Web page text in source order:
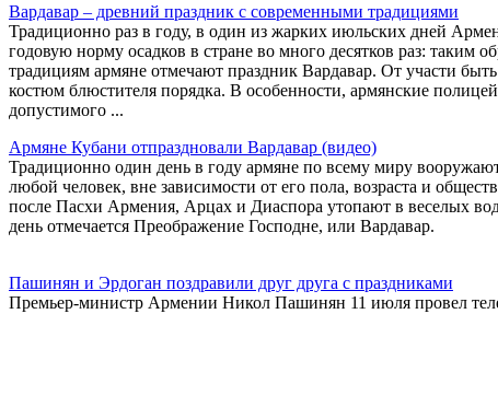
Вардавар – древний праздник с современными традициями
Традиционно раз в году, в один из жарких июльских дней
годовую норму осадков в стране во много десятков раз: таким
традициям армяне отмечают праздник Вардавар. От участи
костюм блюстителя порядка. В особенности, армянские
допустимого ...
Армяне Кубани отпраздновали Вардавар (видео)
Традиционно один день в году армяне по всему миру
любой человек, вне зависимости от его пола, возраста и
после Пасхи Армения, Арцах и Диаспора утопают в веселых
день отмечается Преображение Господне, или Вардавар.
Пашинян и Эрдоган поздравили друг друга с праздниками
Премьер-министр Армении Никол Пашинян 11 июля провел